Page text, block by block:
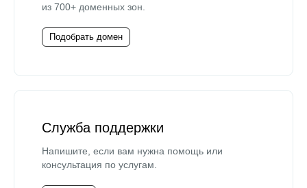
из 700+ доменных зон.
Подобрать домен
Служба поддержки
Напишите, если вам нужна помощь или
консультация по услугам.